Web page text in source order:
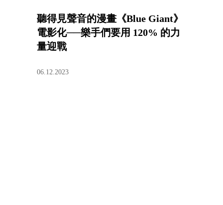
聽得見聲音的漫畫《Blue Giant》
電影化──樂手們要用 120% 的力
量迎戰
06.12.2023